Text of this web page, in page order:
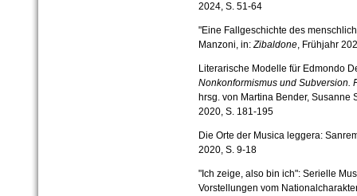
2024, S. 51-64
"Eine Fallgeschichte des
Manzoni, in:Zibaldone, Frühjahr
Literarische Modelle für Edmondo
Nonkonformismus und Subversion.
hrsg. von Martina Bender, Susanne
2020, S. 181-195
Die Orte der Musica leggera:
2020, S. 9-18
"Ich zeige, also bin ich": Serielle
Vorstellungen vom